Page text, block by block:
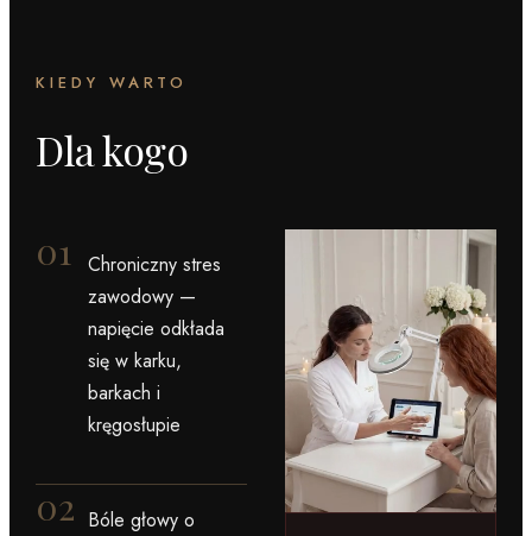
KIEDY WARTO
Dla kogo
01
Chroniczny stres
zawodowy —
napięcie odkłada
się w karku,
barkach i
kręgosłupie
02 Bóle głowy o